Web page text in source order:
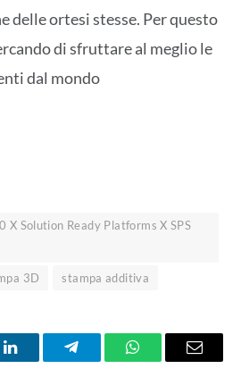
delle ortesi stesse. Per questo
di sfruttare al meglio le
dal mondo
X Solution Ready Platforms X SPS
3D stampa additiva
LinkedInTelegramWhatsAppEmail